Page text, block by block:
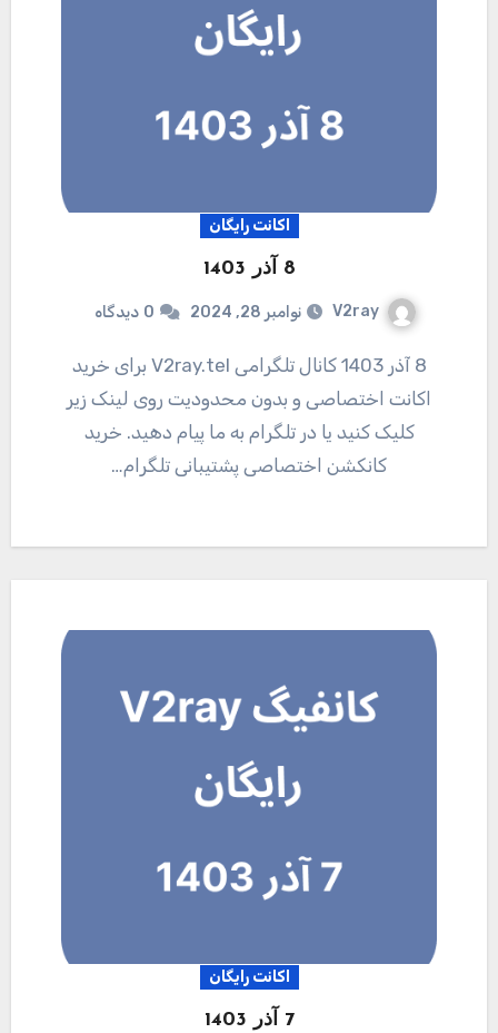
اکانت رایگان
8 آذر 1403
V2ray نوامبر 28, 2024 0 دیدگاه
8 آذر 1403 کانال تلگرامی V2ray.tel برای خرید
اکانت اختصاصی و بدون محدودیت روی لینک زیر
کلیک کنید یا در تلگرام به ما پیام دهید. خرید
کانکشن اختصاصی پشتیبانی تلگرام…
اکانت رایگان
7 آذر 1403